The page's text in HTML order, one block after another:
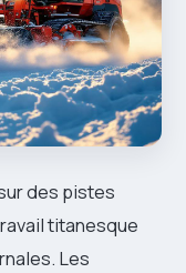
des pistes
titanesque
Les